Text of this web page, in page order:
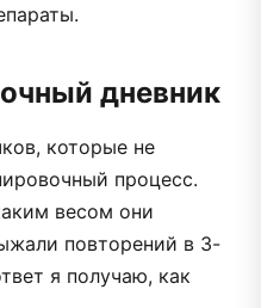
дневник
которые не
процесс.
весом они
повторений в 3-
я получаю, как